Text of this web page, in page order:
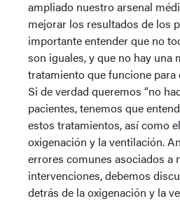
ampliado nuestro arsenal
mejorar los resultados de los
importante entender que no
son iguales, y que no hay una
tratamiento que funcione
Si de verdad queremos “no
pacientes, tenemos que
estos tratamientos, así como
oxigenación y la ventilación.
errores comunes asociados a
intervenciones, debemos
detrás de la oxigenación y la